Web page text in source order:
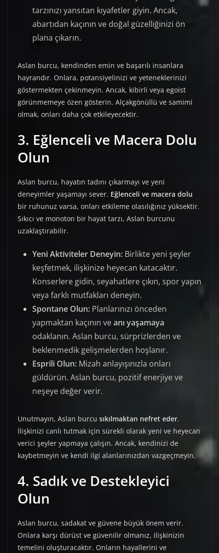
tarzınızı yansıtan kıyafetler giyin. Ancak,
abartıdan kaçının ve doğal güzelliğinizi ön
plana çıkarın.
Aslan burcu, kendinden emin ve başarılı insanlara
hayrandır. Onlara, potansiyelinizi ve yeteneklerinizi
göstermekten çekinmeyin. Ancak, kibirli veya egoist
görünmemeye özen gösterin. Alçakgönüllü ve samimi
olmak, onları daha çok etkileyecektir.
3. Eğlenceli ve Macera Dolu
Olun
Aslan burcu, hayatın tadını çıkarmayı ve yeni
deneyimler yaşamayı sever. Eğlenceli ve macera dolu
bir ruhunuz varsa, onları etkileme olasılığınız yüksektir.
Sıkıcı ve monoton bir hayat tarzı, Aslan burcunu
uzaklaştırabilir.
Yeni Aktiviteler Deneyin: Birlikte yeni şeyler
keşfetmek, ilişkinize heyecan katacaktır.
Konserlere gidin, seyahatlere çıkın, spor yapın
veya farklı mutfakları deneyin.
Spontane Olun: Planlarınızı önceden
yapmaktan kaçının veanı yaşamaya
odaklanın. Aslan burcu, sürprizlerden ve
beklenmedik gelişmelerden hoşlanır.
Esprili Olun: Mizah anlayışınızla onları
güldürün. Aslan burcu, pozitif enerjiye ve
neşeye değer verir.
Unutmayın, Aslan burcu sıkılmaktan nefret eder.
İlişkinizi canlı tutmak için sürekli olarak yeni ve heyecan
verici şeyler yapmaya çalışın. Ancak, kendinizi de
kaybetmeyin ve kendi ilgi alanlarınızdan vazgeçmeyin.
4. Sadık ve Destekleyici
Olun
Aslan burcu, sadakat ve güvene büyük önem verir.
Onlara karşı dürüst ve güvenilir olmanız, ilişkinizin
temelini oluşturacaktır. Onların hayallerini ve